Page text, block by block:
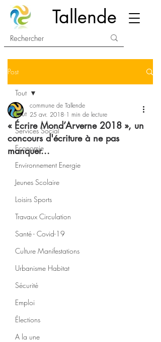
Tallende
Post
Tout
Services Social
Economie
Environnement Energie
Jeunes Scolaire
Loisirs Sports
Travaux Circulation
Santé - Covid-19
Culture Manifestations
Urbanisme Habitat
Sécurité
Emploi
Élections
A la une
Tout
« Écrire Mond’Arverne 2018 », un
concours d'écriture à ne pas
manquer...
commune de Tallende
25 avr. 2018 1 min de lecture